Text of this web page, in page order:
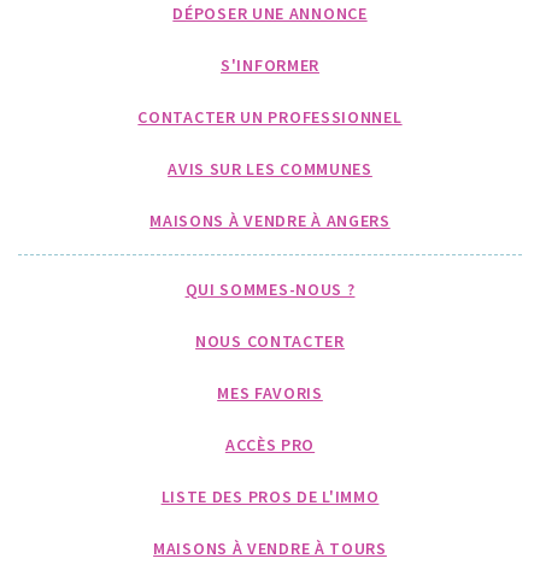
DÉPOSER UNE ANNONCE
S'INFORMER
CONTACTER UN PROFESSIONNEL
AVIS SUR LES COMMUNES
MAISONS À VENDRE À ANGERS
QUI SOMMES-NOUS ?
NOUS CONTACTER
MES FAVORIS
ACCÈS PRO
LISTE DES PROS DE L'IMMO
MAISONS À VENDRE À TOURS